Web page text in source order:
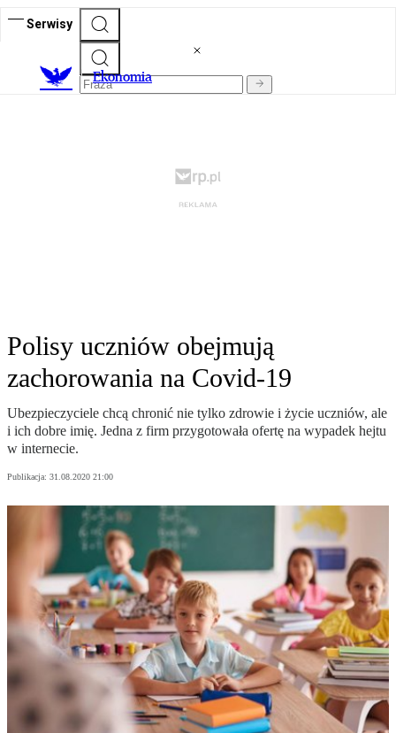
Serwisy
Ekonomia
Polisy uczniów obejmują
zachorowania na Covid-19
Ubezpieczyciele chcą chronić nie tylko zdrowie i życie uczniów, ale
i ich dobre imię. Jedna z firm przygotowała ofertę na wypadek hejtu
w internecie.
Publikacja: 31.08.2020 21:00